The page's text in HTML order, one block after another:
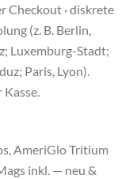
Checkout · diskrete
(z. B. Berlin,
Luxemburg-Stadt;
Paris, Lyon).
AmeriGlo Tritium
inkl. — neu &